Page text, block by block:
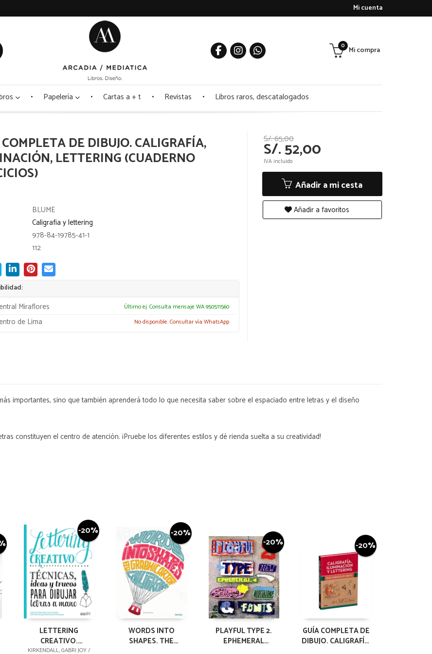
Mi cuenta
Mi compra
0
Papelería Cartas a + t Revistas Libros raros, descatalogados
DE DIBUJO. CALIGRAFÍA,
LETTERING (CUADERNO
BLUME
Caligrafia y lettering
978-84-19785-41-1
112
Miraflores Último ej. Consulta mensaje WA 950511560
de Lima No disponible. Consultar vía WhatsApp
S/. 65,00
S/. 52,00
IVA incluido
Añadir a mi cesta
Añadir a favoritos
importantes, sino que también aprenderá todo lo que necesita saber sobre el espaciado entre letras y el diseño
constituyen el centro de atención. ¡Pruebe los diferentes estilos y dé rienda suelta a su creatividad!
-20%
LETTERING
CREATIVO.
TÉCNICAS, IDEAS Y
KIRKENDALL, GABRI JOY /
-20%
WORDS INTO
SHAPES. THE
-20%
PLAYFUL TYPE 2.
EPHEMERAL
-20%
GUÍA COMPLETA DE
DIBUJO. CALIGRAFÍA,